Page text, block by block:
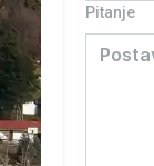
Pitanje